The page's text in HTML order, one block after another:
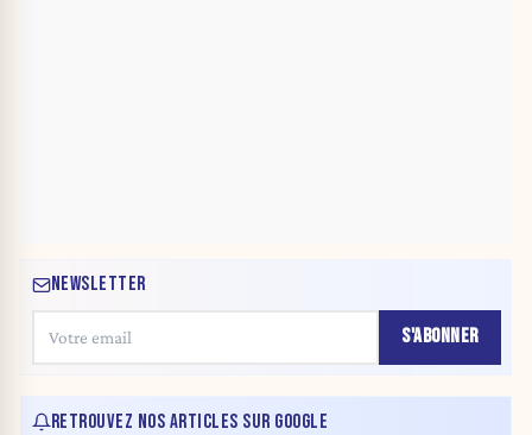
NEWSLETTER
S'ABONNER
RETROUVEZ NOS ARTICLES SUR GOOGLE